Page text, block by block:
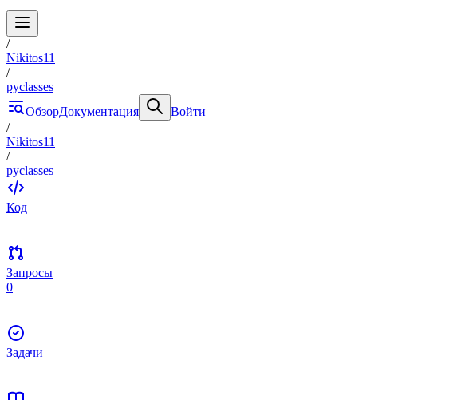
/
Nikitos11
/
pyclasses
ОбзорДокументация
Войти
/
Nikitos11
/
pyclasses
Код
Запросы
0
Задачи